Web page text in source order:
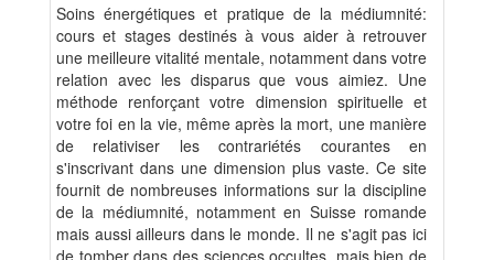
Soins énergétiques et pratique de la médiumnité:
cours et stages destinés à vous aider à retrouver
une meilleure vitalité mentale, notamment dans votre
relation avec les disparus que vous aimiez. Une
méthode renforçant votre dimension spirituelle et
votre foi en la vie, même après la mort, une manière
de relativiser les contrariétés courantes en
s'inscrivant dans une dimension plus vaste. Ce site
fournit de nombreuses informations sur la discipline
de la médiumnité, notamment en Suisse romande
mais aussi ailleurs dans le monde. Il ne s'agit pas ici